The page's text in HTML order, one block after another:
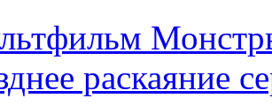
раскаяние